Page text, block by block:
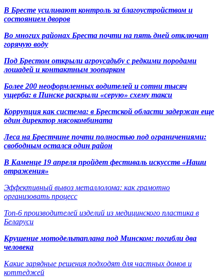
В Бресте усиливают контроль за благоустройством и
состоянием дворов
Во многих районах Бреста почти на пять дней отключат
горячую воду
Под Брестом открыли агроусадьбу с редкими породами
лошадей и контактным зоопарком
Более 200 неоформленных водителей и сотни тысяч
ущерба: в Пинске раскрыли «серую» схему такси
Коррупция как система: в Брестской области задержан еще
один директор мясокомбината
Леса на Брестчине почти полностью под ограничениями:
свободным остался один район
В Каменце 19 апреля пройдет фестиваль искусств «Наши
отражения»
Эффективный вывоз металлолома: как грамотно
организовать процесс
Топ-6 производителей изделий из медицинского пластика в
Беларуси
Крушение мотодельтаплана под Минском: погибли два
человека
Какие зарядные решения подходят для частных домов и
коттеджей